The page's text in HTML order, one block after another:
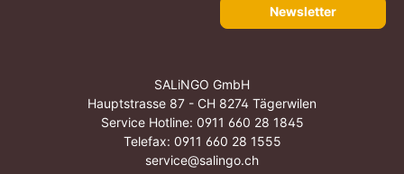
Newsletter
SALiNGO GmbH
Hauptstrasse 87 - CH 8274 Tägerwilen
Service Hotline: 0911 660 28 1845
Telefax: 0911 660 28 1555
service@salingo.ch